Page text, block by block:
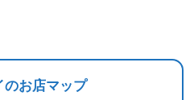
お店マップ